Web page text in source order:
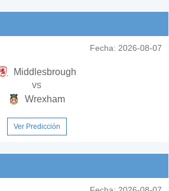
Fecha: 2026-08-07
Middlesbrough
vs
Wrexham
Ver Predicción